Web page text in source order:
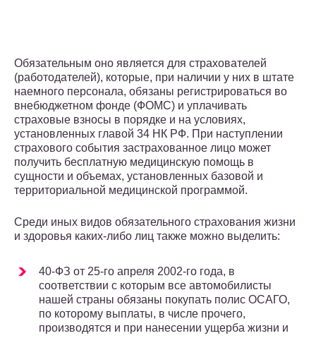
Обязательным оно является для страхователей
(работодателей), которые, при наличии у них в штате
наемного персонала, обязаны регистрироваться во
внебюджетном фонде (ФОМС) и уплачивать
страховые взносы в порядке и на условиях,
установленных главой 34 НК РФ. При наступлении
страхового события застрахованное лицо может
получить бесплатную медицинскую помощь в
сущности и объемах, установленных базовой и
территориальной медицинской программой.
Среди иных видов обязательного страхования жизни
и здоровья каких-либо лиц также можно выделить:
40-ФЗ от 25-го апреля 2002-го года, в
соответствии с которым все автомобилисты
нашей страны обязаны покупать полис ОСАГО,
по которому выплаты, в числе прочего,
производятся и при нанесении ущерба жизни и